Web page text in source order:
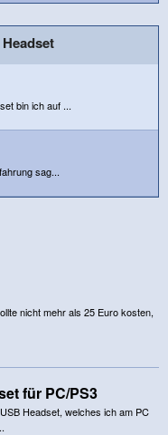
bin ich auf ...
sag...
nicht mehr als 25 Euro kosten,
für PC/PS3
Headset, welches ich am PC